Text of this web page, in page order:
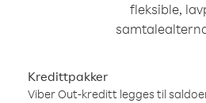
fleksible,
Kredittpakker
Viber Out-kreditt legges til